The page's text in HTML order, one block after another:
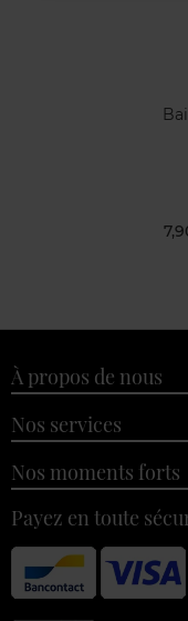
À propos de nous
Nos services
Nos moments forts
Payez en toute